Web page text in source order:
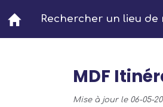
Aller au contenu principal
Rechercher un lieu
MDF
Mise à jour le 06-05-